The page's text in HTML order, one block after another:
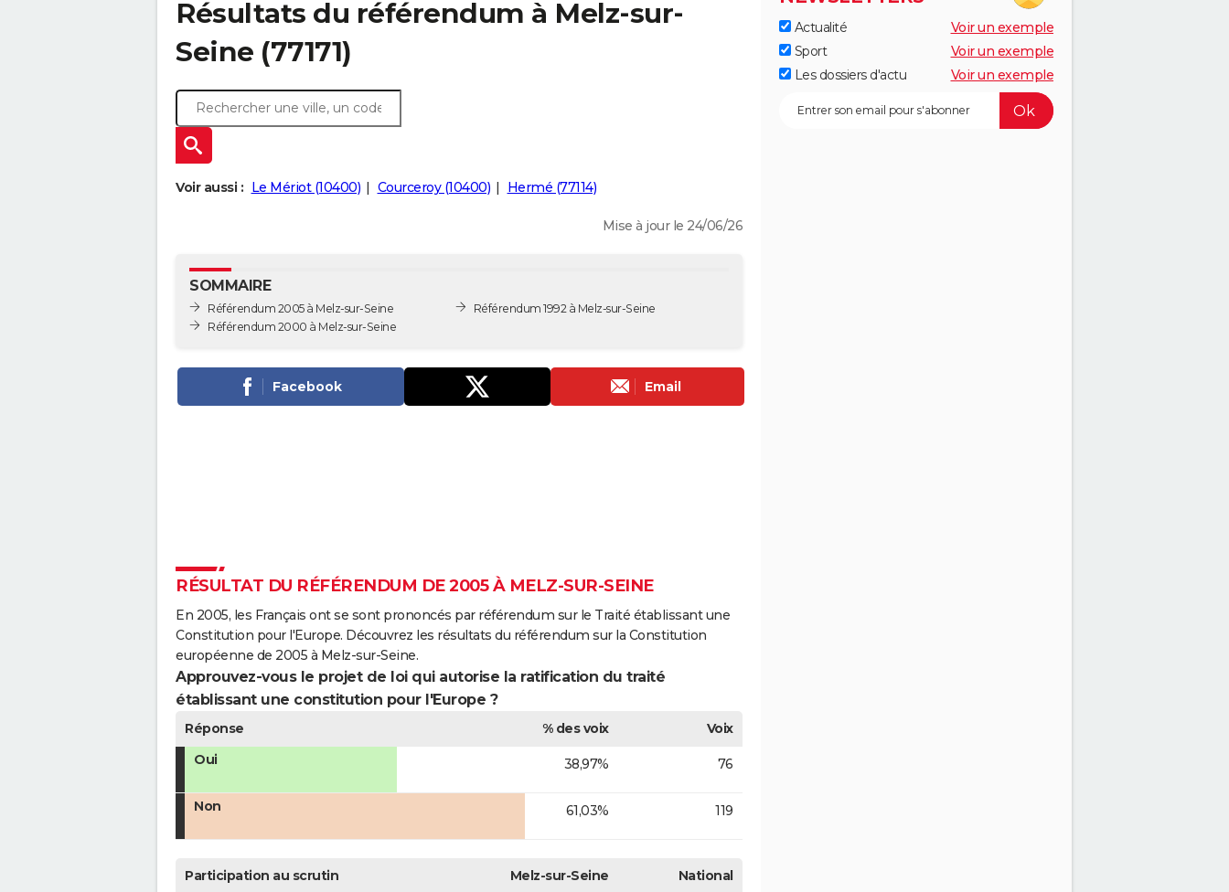
Résultats du référendum à Melz-sur-
Seine (77171)
Voir aussi : Le Mériot (10400) Courceroy (10400) Hermé (77114)
Mise à jour le 24/06/26
SOMMAIRE
Référendum 2005 à Melz-sur-Seine
Référendum 2000 à Melz-sur-Seine
Référendum 1992 à Melz-sur-Seine
Facebook Email
RÉSULTAT DU RÉFÉRENDUM DE 2005 À MELZ-SUR-SEINE
En 2005, les Français ont se sont prononcés par référendum sur le Traité établissant une
Constitution pour l'Europe. Découvrez les résultats du référendum sur la Constitution
européenne de 2005 à Melz-sur-Seine.
Approuvez-vous le projet de loi qui autorise la ratification du traité
établissant une constitution pour l'Europe ?
Réponse % des voix
Voix
Oui
38,97% 76
Non 61,03% 119
Participation au scrutin Melz-sur-Seine National
Actualité
Voir un exemple
Sport
Voir un exemple
Les dossiers d'actu
Voir un exemple